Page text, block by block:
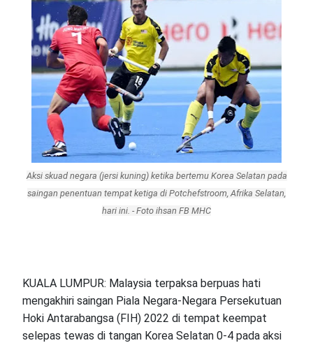
Aksi skuad negara (jersi kuning) ketika bertemu Korea Selatan pada
saingan penentuan tempat ketiga di Potchefstroom, Afrika Selatan,
hari ini. - Foto ihsan FB MHC
KUALA LUMPUR: Malaysia terpaksa berpuas hati
mengakhiri saingan Piala Negara-Negara Persekutuan
Hoki Antarabangsa (FIH) 2022 di tempat keempat
selepas tewas di tangan Korea Selatan 0-4 pada aksi